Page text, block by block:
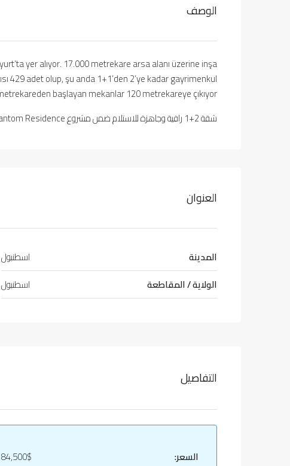
الوصف
yer alıyor. 17.000 metrekare arsa alanı üzerine inşa
429 adet olup, şu anda 1+1’den 2’ye kadar gayrimenkul
başlayan mekanlar 120 metrekareye çıkıyor
شقة 2+1 راقية وجاهزة للاستلام ضمن مشروع Phantom Residence في منطقة اسنيورت
العنوان
المدينة
اسطنبول
الولاية / المقاطعة
اسطنبول
التفاصيل
السعر:
84,500$